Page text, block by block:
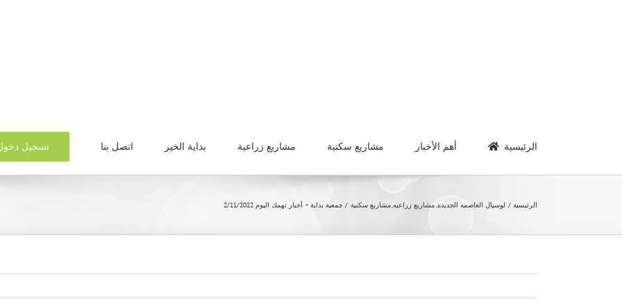
الرئيسية أهم الأخبار مشاريع سكنية مشاريع زراعية بداية الخير اتصل بنا تسجيل
الرئيسية لوسيال العاصمه الجديده مشاريع زراعيه مشاريع سكنية جمعية بداية – أخبار تهمك اليوم 2/11/2022